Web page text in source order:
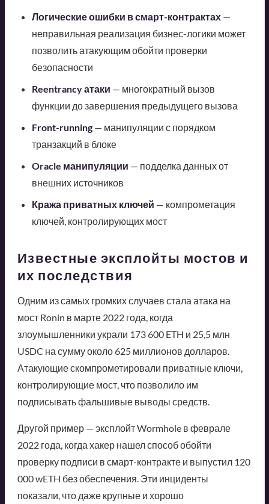
Логические ошибки в смарт-контрактах—
неправильная реализация бизнес-логики может
позволить атакующим обойти проверки
безопасности
Reentrancy атаки — многократный вызов
функции до завершения предыдущего вызова
Front-running— манипуляции с порядком
транзакций в блоке
Oracle манипуляции — подделка данных от
внешних источников
Кража приватных ключей — компрометация
ключей, контролирующих мост
Известные эксплойты мостов и
их последствия
Одним из самых громких случаев стала атака на
мост Ronin в марте 2022 года, когда
злоумышленники украли 173 600 ETH и 25,5 млн
USDC на сумму около 625 миллионов долларов.
Атакующие скомпрометировали приватные ключи,
контролирующие мост, что позволило им
подписывать фальшивые выводы средств.
Другой пример — эксплойт Wormhole в феврале
2022 года, когда хакер нашел способ обойти
проверку подписи в смарт-контракте и выпустил 120
000 wETH без обеспечения. Эти инциденты
показали, что даже крупные и хорошо